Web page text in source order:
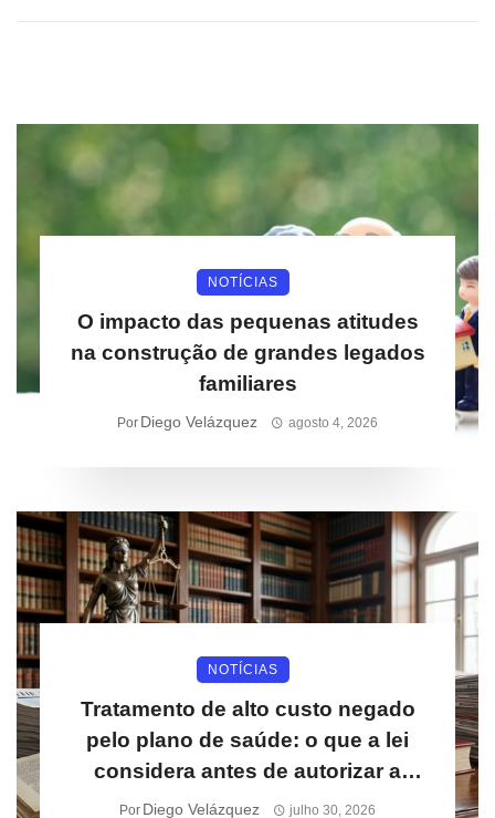
NOTÍCIAS
O impacto das pequenas atitudes
na construção de grandes legados
familiares
Por Diego Velázquez agosto 4, 2026
NOTÍCIAS
Tratamento de alto custo negado
pelo plano de saúde: o que a lei
considera antes de autorizar a
cobertura
Por Diego Velázquez julho 30, 2026